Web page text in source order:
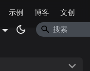
示例 博客
文创